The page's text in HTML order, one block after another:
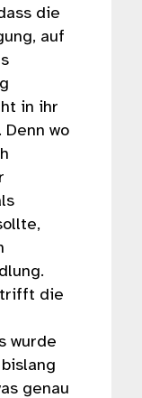
die
auf
in ihr
wo
die
wurde
genau